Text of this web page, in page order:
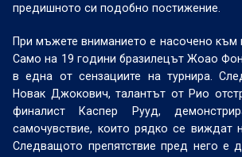
предишното си подобно постижение.
При мъжете вниманието е насочено към
Само на 19 години бразилецът Жоао
в една от сензациите на турнира.
Новак Джокович, талантът от Рио
финалист Каспер Рууд,
самочувствие, които рядко се виждат
Следващото препятствие пред него е